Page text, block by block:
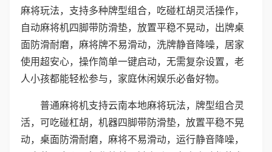
麻将玩法，支持多种牌型组合，吃碰杠胡灵活操作，
自动麻将机四脚带防滑垫，放置平稳不晃动，出牌桌
面防滑耐磨，麻将牌不易滑动，洗牌静音降噪，居家
使用超安心，操作简单一键启动，无需复杂设置，老
人小孩都能轻松参与，家庭休闲娱乐必备好物。
普通麻将机支持云南本地麻将玩法，牌型组合灵
活，可吃碰杠胡，机器四脚带防滑垫，放置平稳不晃
动，桌面防滑耐磨，麻将不易滑动，运行静音降噪，